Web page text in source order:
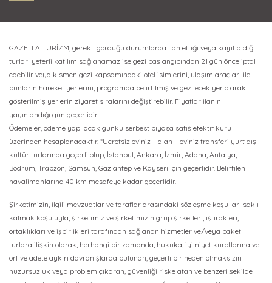
GAZELLA TURİZM, gerekli gördüğü durumlarda ilan ettiği veya kayıt aldığı
turları yeterli katılım sağlanamaz ise gezi başlangıcından 21 gün önce iptal
edebilir veya kısmen gezi kapsamındaki otel isimlerini, ulaşım araçları ile
bunların hareket yerlerini, programda belirtilmiş ve gezilecek yer olarak
gösterilmiş yerlerin ziyaret sıralarını değiştirebilir. Fiyatlar ilanın
yayınlandığı gün geçerlidir.
Ödemeler, ödeme yapılacak günkü serbest piyasa satış efektif kuru
üzerinden hesaplanacaktır. *Ücretsiz eviniz – alan – eviniz transferi yurt dışı
kültür turlarında geçerli olup, İstanbul, Ankara, İzmir, Adana, Antalya,
Bodrum, Trabzon, Samsun, Gaziantep ve Kayseri için geçerlidir. Belirtilen
havalimanlarına 40 km mesafeye kadar geçerlidir.
Şirketimizin, ilgili mevzuatlar ve taraflar arasındaki sözleşme koşulları saklı
kalmak koşuluyla, şirketimiz ve şirketimizin grup şirketleri, iştirakleri,
ortaklıkları ve işbirlikleri tarafından sağlanan hizmetler ve/veya paket
turlara ilişkin olarak, herhangi bir zamanda, hukuka, iyi niyet kurallarına ve
örf ve adete aykırı davranışlarda bulunan, geçerli bir neden olmaksızın
huzursuzluk veya problem çıkaran, güvenliği riske atan ve benzeri şekilde